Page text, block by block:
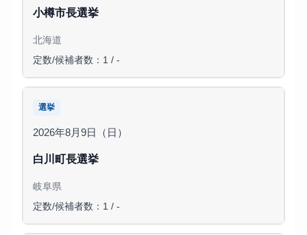
小樽市長選挙
北海道
定数/候補者数：1 / -
選挙
2026年8月9日（日）
白川町長選挙
岐阜県
定数/候補者数：1 / -